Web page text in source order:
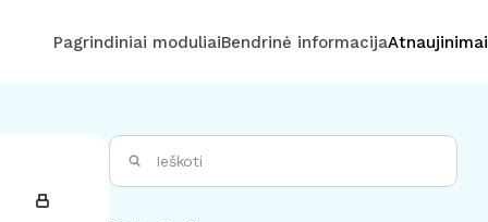
Pagrindiniai moduliaiBendrinė informacijaAtnaujinimai